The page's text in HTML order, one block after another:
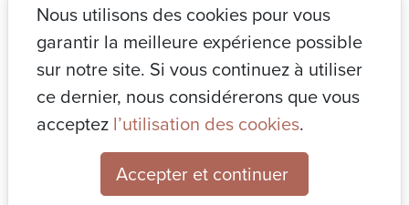
encore un peu .. cela dit on prépare doucement la rentrée
des classes de nos loulous .⏰
On aime l’idée de réorganiser leur chambre avec un joli
Il est aussi important que nos enfants aient un coin sommeil
adapté avec des couleurs apaisantes … 🌈
Mais comment combiner tout ??!!! 👇
Et bien In’finé s’occupe de tout 😇avec sa formule à 80
Nous utilisons des cookies pour vous
garantir la meilleure expérience possible
sur notre site. Si vous continuez à utiliser
ce dernier, nous considérerons que vous
acceptez l’utilisation des cookies.
Accepter et continuer